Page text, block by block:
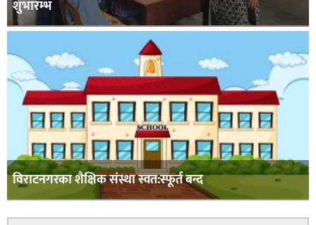
शुभारम्भ
विराटनगरका शैक्षिक संस्था स्वत:स्फूर्त बन्द